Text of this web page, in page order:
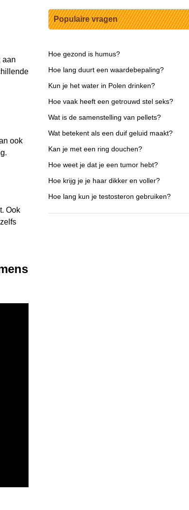
aan
ook
Ook
Populaire vragen
Hoe gezond is humus?
Hoe lang duurt een waardebepaling?
Kun je het water in Polen drinken?
Hoe vaak heeft een getrouwd stel seks?
Wat is de samenstelling van pellets?
Wat betekent als een duif geluid maakt?
Kan je met een ring douchen?
Hoe weet je dat je een tumor hebt?
Hoe krijg je je haar dikker en voller?
Hoe lang kun je testosteron gebruiken?